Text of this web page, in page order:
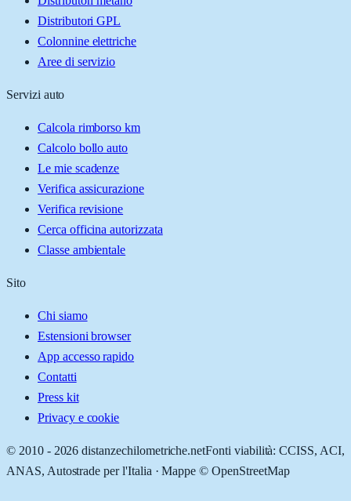
Distributori GPL
Colonnine elettriche
Aree di servizio
Servizi auto
Calcola rimborso km
Calcolo bollo auto
Le mie scadenze
Verifica assicurazione
Verifica revisione
Cerca officina autorizzata
Classe ambientale
Sito
Chi siamo
Estensioni browser
App accesso rapido
Contatti
Press kit
Privacy e cookie
© 2010 - 2026 distanzechilometriche.netFonti viabilità: CCISS, ACI,
ANAS, Autostrade per l'Italia · Mappe © OpenStreetMap